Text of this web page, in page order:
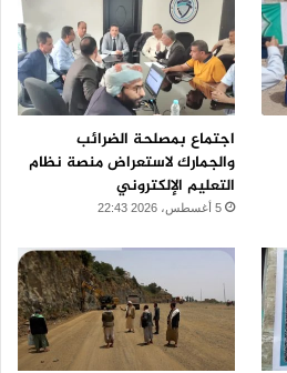
اجتماع بمصلحة الضرائب
والجمارك لاستعراض منصة نظام
التعليم الإلكتروني
5 أغسطس، 2026 22:43